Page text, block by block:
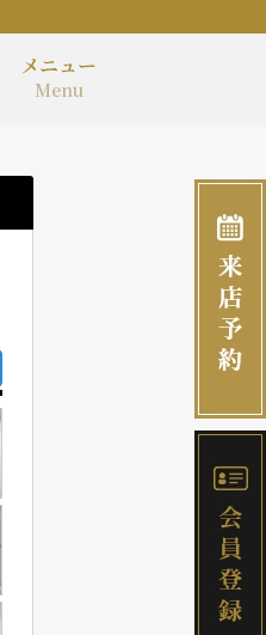
メニュー
Menu